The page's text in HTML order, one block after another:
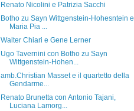
Renato Nicolini e Patrizia Sacchi
Botho zu Sayn Wittgenstein-Hohesntein e
Maria Pia ...
Walter Chiari e Gene Lerner
Ugo Tavernini con Botho zu Sayn
Wittgenstein-Hohen...
amb.Christian Masset e il quartetto della
Gendarme...
Renato Brunetta con Antonio Tajani,
Luciana Lamorg...